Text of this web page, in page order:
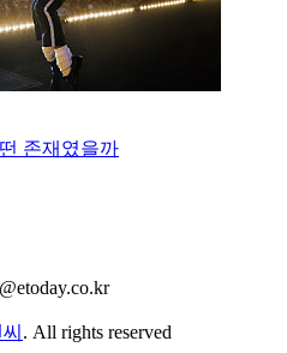
존재였을까
. All rights reserved